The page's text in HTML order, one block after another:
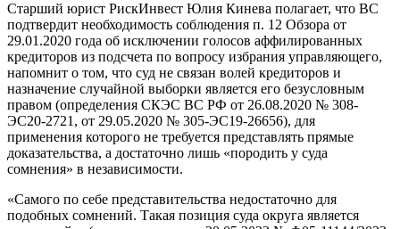
Старший юрист РискИнвест Юлия Кинева полагает, что ВС
подтвердит необходимость соблюдения п. 12 Обзора от
29.01.2020 года об исключении голосов аффилированных
кредиторов из подсчета по вопросу избрания управляющего,
напомнит о том, что суд не связан волей кредиторов и
назначение случайной выборки является его безусловным
правом (определения СКЭС ВС РФ от 26.08.2020 № 308-
ЭС20-2721, от 29.05.2020 № 305-ЭС19-26656), для
применения которого не требуется представлять прямые
доказательства, а достаточно лишь «породить у суда
сомнения» в независимости.
«Самого по себе представительства недостаточно для
подобных сомнений. Такая позиция суда округа является